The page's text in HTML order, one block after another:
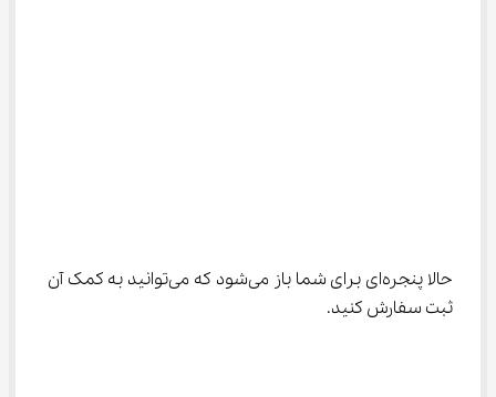
حالا پنجره‌ای برای شما باز می‌شود که می‌توانید به کمک آن
ثبت سفارش کنید.